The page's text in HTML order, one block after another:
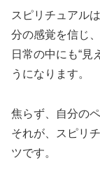
スピリチュアル
分の感覚を信じ
日常の中にも“見
うになります。
焦らず、自分のペ
それが、スピリ
ツです。